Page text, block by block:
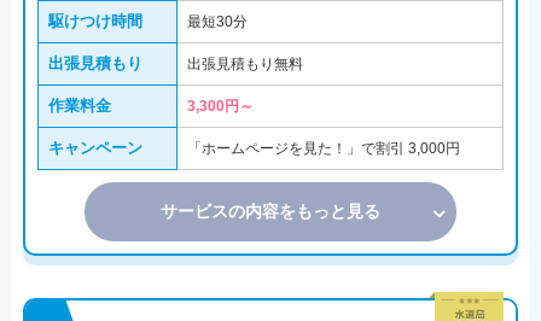
駆けつけ時間 最短30分
出張見積もり 出張見積もり無料
作業料金 3,300円～
キャンペーン 「ホームページを見た！」で割引 3,000円
サービスの内容をもっと見る